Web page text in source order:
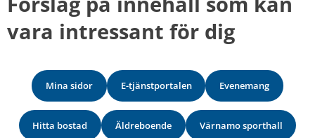
vara intressant för dig
Mina sidor E-tjänstportalen Evenemang
Hitta bostad Äldreboende Värnamo sporthall